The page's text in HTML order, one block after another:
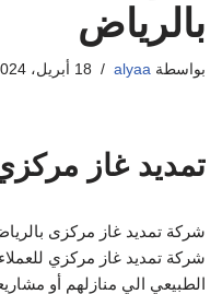
بالرياض
بواسطة alyaa 18 أبريل، 2024
تمديد غاز
شركة تمديد غاز مركزى
شركة تمديد غاز مركزي
الطبيعي الي منازلهم أو